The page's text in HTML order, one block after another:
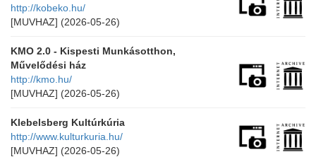
http://kobeko.hu/
[MUVHAZ] (2026-05-26)
KMO 2.0 - Kispesti Munkásotthon,
Művelődési ház
http://kmo.hu/
[MUVHAZ] (2026-05-26)
Klebelsberg Kultúrkúria
http://www.kulturkuria.hu/
[MUVHAZ] (2026-05-26)